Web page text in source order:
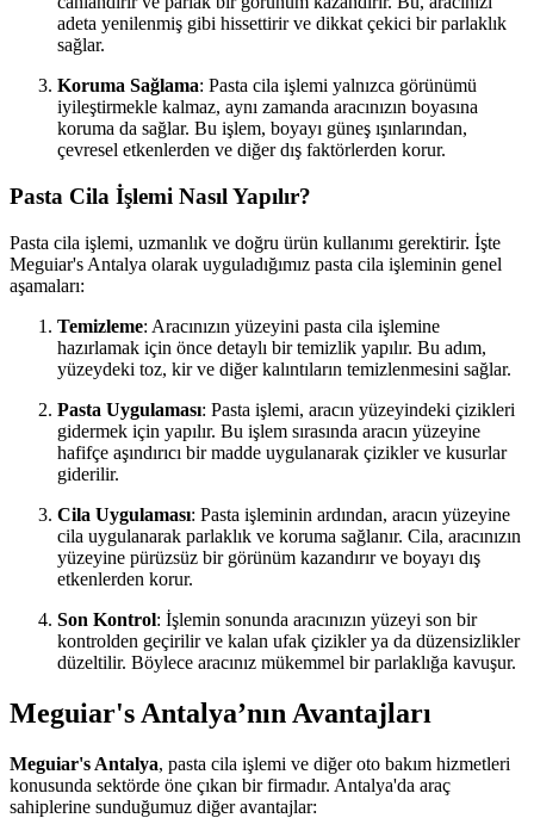
adeta yenilenmiş gibi hissettirir ve dikkat çekici bir parlaklık
sağlar.
Koruma Sağlama: Pasta cila işlemi yalnızca görünümü
iyileştirmekle kalmaz, aynı zamanda aracınızın boyasına
koruma da sağlar. Bu işlem, boyayı güneş ışınlarından,
çevresel etkenlerden ve diğer dış faktörlerden korur.
Pasta Cila İşlemi Nasıl Yapılır?
Pasta cila işlemi, uzmanlık ve doğru ürün kullanımı gerektirir. İşte
Meguiar's Antalya olarak uyguladığımız pasta cila işleminin genel
aşamaları:
Temizleme: Aracınızın yüzeyini pasta cila işlemine
hazırlamak için önce detaylı bir temizlik yapılır. Bu adım,
yüzeydeki toz, kir ve diğer kalıntıların temizlenmesini sağlar.
Pasta Uygulaması: Pasta işlemi, aracın yüzeyindeki çizikleri
gidermek için yapılır. Bu işlem sırasında aracın yüzeyine
hafifçe aşındırıcı bir madde uygulanarak çizikler ve kusurlar
giderilir.
Cila Uygulaması: Pasta işleminin ardından, aracın yüzeyine
cila uygulanarak parlaklık ve koruma sağlanır. Cila, aracınızın
yüzeyine pürüzsüz bir görünüm kazandırır ve boyayı dış
etkenlerden korur.
Son Kontrol: İşlemin sonunda aracınızın yüzeyi son bir
kontrolden geçirilir ve kalan ufak çizikler ya da düzensizlikler
düzeltilir. Böylece aracınız mükemmel bir parlaklığa kavuşur.
Meguiar's Antalya’nın Avantajları
Meguiar's Antalya, pasta cila işlemi ve diğer oto bakım hizmetleri
konusunda sektörde öne çıkan bir firmadır. Antalya'da araç
sahiplerine sunduğumuz diğer avantajlar: